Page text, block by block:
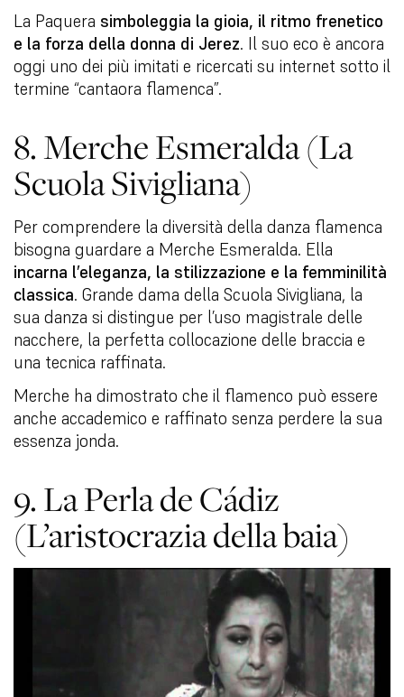
La Paquera simboleggia la gioia, il ritmo frenetico
e la forza della donna di Jerez. Il suo eco è ancora
oggi uno dei più imitati e ricercati su internet sotto il
termine “cantaora flamenca”.
8. Merche Esmeralda (La
Scuola Sivigliana)
Per comprendere la diversità della danza flamenca
bisogna guardare a Merche Esmeralda. Ella
incarna l’eleganza, la stilizzazione e la femminilità
classica. Grande dama della Scuola Sivigliana, la
sua danza si distingue per l’uso magistrale delle
nacchere, la perfetta collocazione delle braccia e
una tecnica raffinata.
Merche ha dimostrato che il flamenco può essere
anche accademico e raffinato senza perdere la sua
essenza jonda.
9. La Perla de Cádiz
(L’aristocrazia della baia)